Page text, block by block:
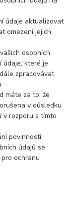
údaje aktualizovat
omezení jejich
osobních
údaje, které je
zpracovávat
máte za to, že
v důsledku
v rozporu s tímto
povinností
údajů se
ochranu